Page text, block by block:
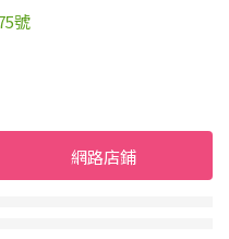
號
網路店鋪